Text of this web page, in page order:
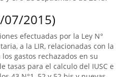
07/2015)
efectuadas por la Ley N°
a la LIR, relacionadas con la
gastos rechazados en su
tasas para el calculo del IUSC e